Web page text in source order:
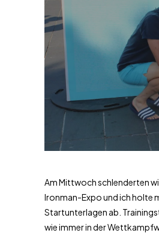
Am Mittwoch schlenderten
Ironman-Expo und ich holte
Startunterlagen ab.
wie immer in der